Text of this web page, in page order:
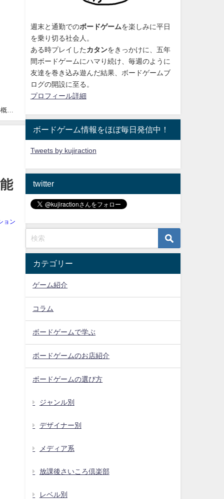
略
ョン
週末と通勤でのボードゲームを楽しみに平日
を乗り切る社会人。
ある時プレイした カタンをきっかけに、 五年
間ボードゲームにハマり続け 、毎週のように
友達を巻き込み遊んだ結果、ボードゲームブ
ログの開設に至る。
プロフィール詳細
ボードゲーム情報をほぼ毎日発信中！
Tweets by kujiraction
twitter
カテゴリー
ゲーム紹介
コラム
ボードゲームで学ぶ
ボードゲームのお店紹介
ボードゲームの選び方
ジャンル別
デザイナー別
メディア系
放課後さいころ倶楽部
レベル別